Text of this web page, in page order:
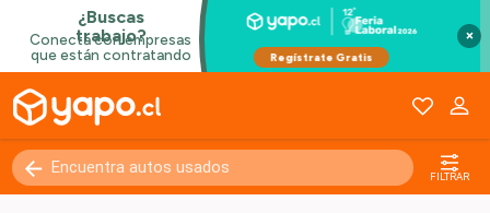
×
FILTRAR
Kilómetros 0 - 250000+